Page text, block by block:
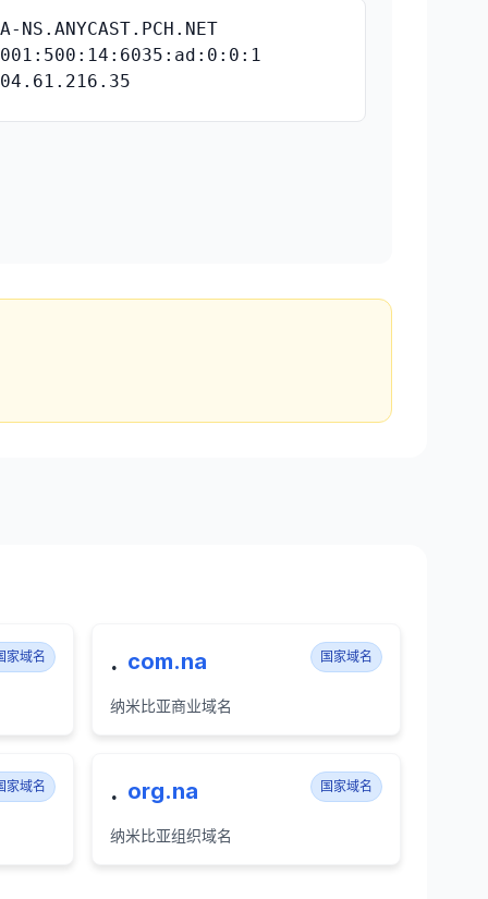
NS.ANYCAST.PCH.NET
家域名 . com.na 国家域名
纳米比亚商业域名
家域名 . org.na 国家域名
纳米比亚组织域名